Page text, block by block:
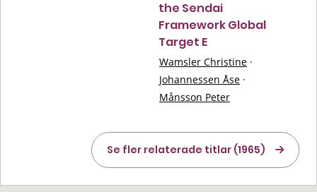
the Sendai
Framework Global
Target E
Wamsler Christine ·
Johannessen Åse ·
Månsson Peter
Se fler relaterade titlar (1965)